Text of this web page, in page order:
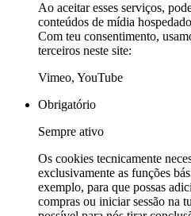
Ao aceitar esses serviços,
conteúdos de mídia
Com teu consentimento,
terceiros neste site:
Vimeo, YouTube
Obrigatório
Sempre ativo
Os cookies tecnicamente
exclusivamente as funções
exemplo, para que possas
compras ou iniciar sessão na